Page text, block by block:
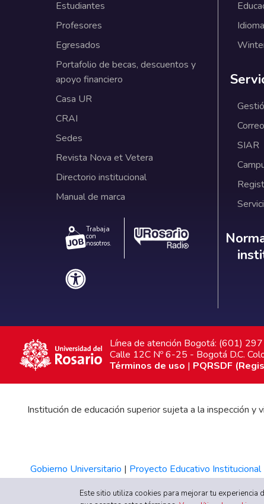
Estudiantes
Profesores
Egresados
Portafolio de becas, descuentos y
apoyo financiero
Casa UR
CRAI
Sedes
Revista Nova et Vetera
Directorio institucional
Manual de marca
Trabaja
con
nosotros.
SIAR
Línea de atención Bogotá: (601)
Calle 12C Nº 6-25 - Bogotá D.C.
Términos de uso | PQRSDF
Institución de educación superior sujeta a la inspección
Gobierno Universitario | Proyecto Educativo Institucional
Este sitio utiliza cookies para mejorar tu